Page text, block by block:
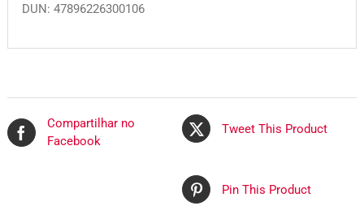
DUN: 47896226300106
Compartilhar no
Facebook
Tweet This Product
Pin This Product